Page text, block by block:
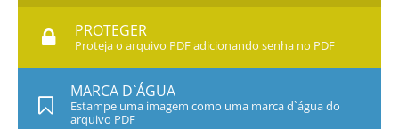
PROTEGER
Proteja o arquivo PDF adicionando senha no PDF
MARCA D`ÁGUA
Estampe uma imagem como uma marca d`água do
arquivo PDF